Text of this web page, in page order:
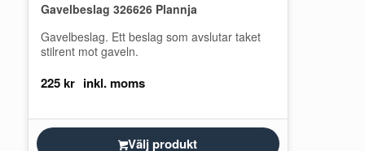
Gavelbeslag 326626 Plannja
Gavelbeslag. Ett beslag som avslutar taket
stilrent mot gaveln.
225kr
Välj produkt